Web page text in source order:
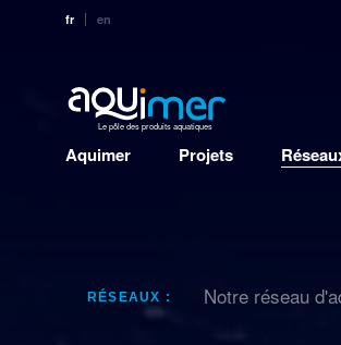
fr en
Le pôle des produits aquatiques
Aquimer Projets
RÉSEAUX : Notre réseau